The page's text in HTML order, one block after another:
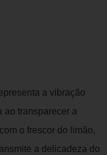
a vibração
ao transparecer a
o frescor do limão,
a delicadeza do